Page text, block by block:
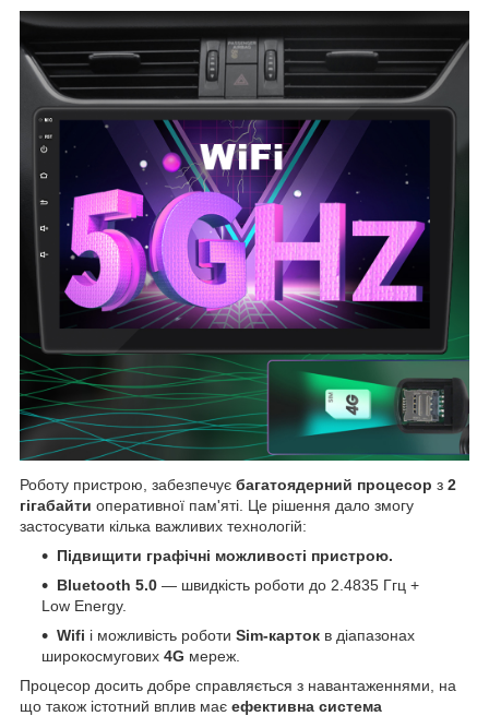
Роботу пристрою, забезпечує багатоядерний процесор з 2
гігабайти оперативної пам'яті. Це рішення дало змогу
застосувати кілька важливих технологій:
Підвищити графічні можливості пристрою.
Bluetooth 5.0 — швидкість роботи до 2.4835 Ггц +
Low Energy.
Wifi і можливість роботи Sim-карток в діапазонах
широкосмугових 4G мереж.
Процесор досить добре справляється з навантаженнями, на
що також істотний вплив має ефективна система